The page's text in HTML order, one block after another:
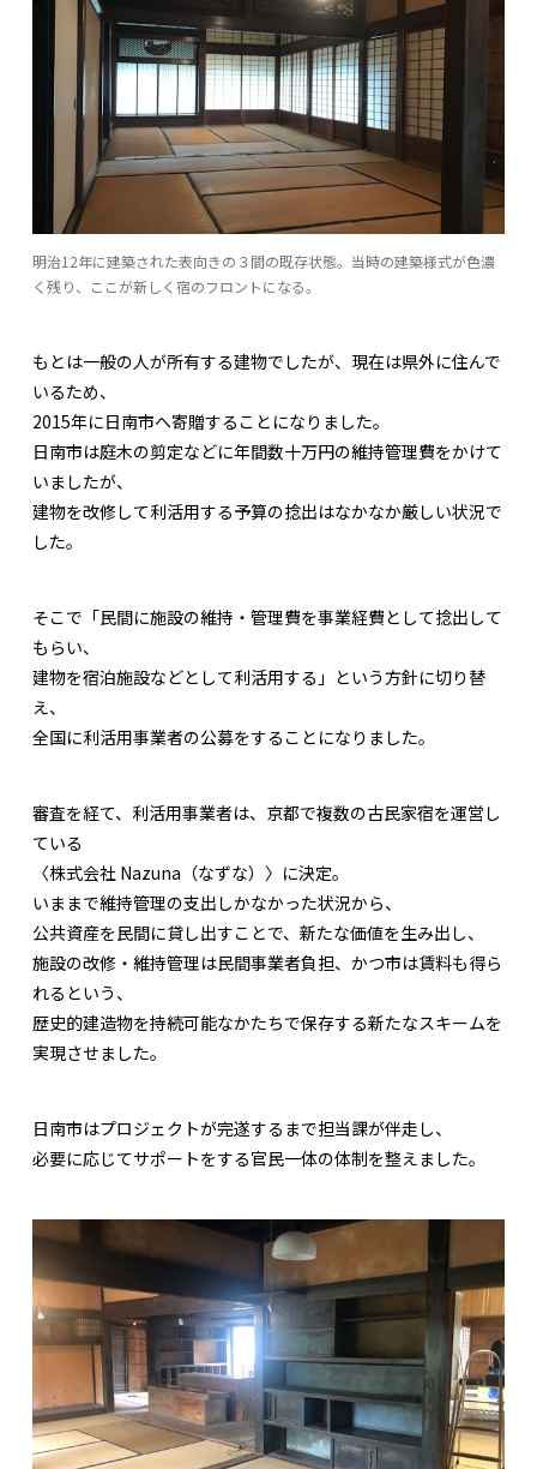
明治12年に建築された表向きの３間の既存状態。当時の建築様式が色濃
く残り、ここが新しく宿のフロントになる。
もとは一般の人が所有する建物でしたが、現在は県外に住んで
いるため、
2015年に日南市へ寄贈することになりました。
日南市は庭木の剪定などに年間数十万円の維持管理費をかけて
いましたが、
建物を改修して利活用する予算の捻出はなかなか厳しい状況で
した。
そこで「民間に施設の維持・管理費を事業経費として捻出して
もらい、
建物を宿泊施設などとして利活用する」という方針に切り替
え、
全国に利活用事業者の公募をすることになりました。
審査を経て、利活用事業者は、京都で複数の古民家宿を運営し
ている
〈株式会社 Nazuna（なずな）〉に決定。
いままで維持管理の支出しかなかった状況から、
公共資産を民間に貸し出すことで、新たな価値を生み出し、
施設の改修・維持管理は民間事業者負担、かつ市は賃料も得ら
れるという、
歴史的建造物を持続可能なかたちで保存する新たなスキームを
実現させました。
日南市はプロジェクトが完遂するまで担当課が伴走し、
必要に応じてサポートをする官民一体の体制を整えました。